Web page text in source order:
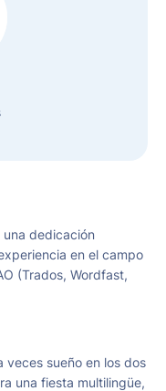
dedicación
en el campo
(Trados, Wordfast,
y mis aptitudes
veces sueño en los dos
una fiesta multilingüe,